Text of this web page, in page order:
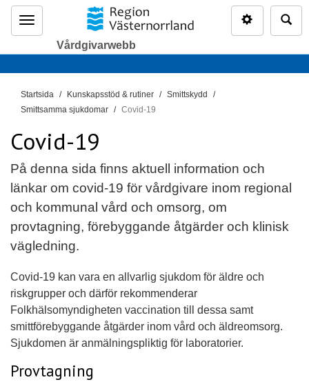
Meny
Vårdgivarwebb
D
u
r
h
ä
r
:
Startsida Kunskapsstöd & rutiner
Smittskydd
Smittsamma sjukdomar
Covid-19
Covid-19
På denna sida finns aktuell information och
länkar om covid-19 för vårdgivare inom regional
och kommunal vård och omsorg, om
provtagning, förebyggande åtgärder och klinisk
vägledning.
Covid-19 kan vara en allvarlig sjukdom för äldre och
riskgrupper och därför rekommenderar
Folkhälsomyndigheten vaccination till dessa samt
smittförebyggande åtgärder inom vård och äldreomsorg.
Sjukdomen är anmälningspliktig för laboratorier.
Provtagning